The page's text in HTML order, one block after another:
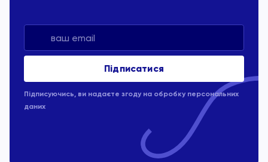
Підписуючись, ви надаєте згоду на обробку персональних
даних